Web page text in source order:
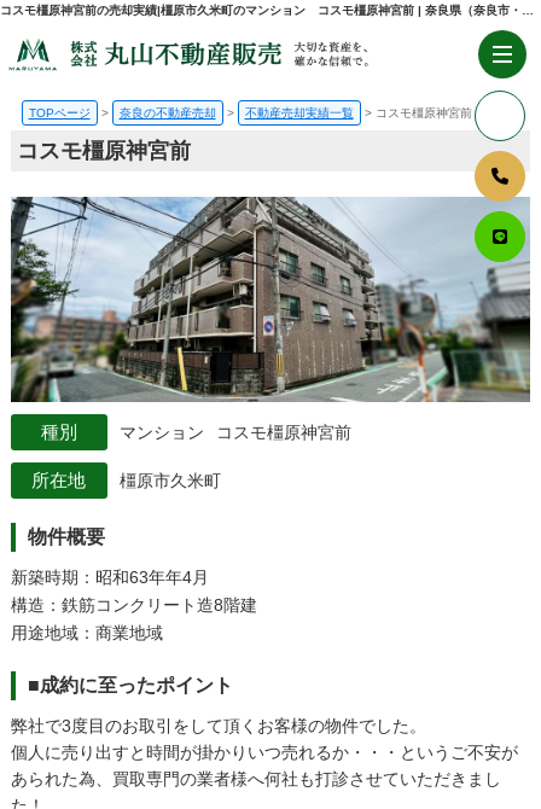
TOPページ 奈良の不動産売却 不動産売却実績一覧 コスモ橿原神宮前
コスモ橿原神宮前
マンション コスモ橿原神宮前
橿原市久米町
物件概要
新築時期：昭和63年年4月
構造：鉄筋コンクリート造8階建
用途地域：商業地域
■成約に至ったポイント
弊社で3度目のお取引をして頂くお客様の物件でした。
個人に売り出すと時間が掛かりいつ売れるか・・・というご不安が
あられた為、買取専門の業者様へ何社も打診させていただきまし